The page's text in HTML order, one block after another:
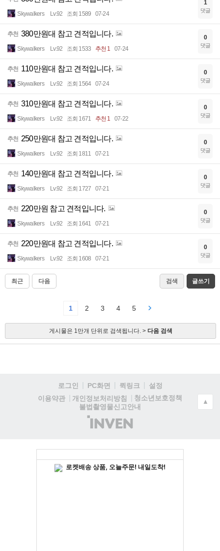
Skywalkers Lv.92 조회 1589 07-24
1
댓글
추천 380만원대 참고 견적입니다.
Skywalkers Lv.92 조회 1533 추천 1 07-24
0
댓글
추천 110만원대 참고 견적입니다.
Skywalkers Lv.92 조회 1564 07-24
0
댓글
추천 310만원대 참고 견적입니다.
Skywalkers Lv.92 조회 1671 추천 1 07-22
0
댓글
추천 250만원대 참고 견적입니다.
Skywalkers Lv.92 조회 1811 07-21
0
댓글
추천 140만원대 참고 견적입니다.
Skywalkers Lv.92 조회 1727 07-21
0
댓글
추천 220만원 참고 견적입니다.
Skywalkers Lv.92 조회 1641 07-21
0
댓글
추천 220만원대 참고 견적입니다.
Skywalkers Lv.92 조회 1608 07-21
0
댓글
최근 다음 검색 글쓰기
1 2 3 4 5
게시물은 1만개 단위로 검색됩니다. > 다음 검색
로그인 PC화면 퀵링크
설정
이용약관
개인정보처리방침
청소년보호정책
불법촬영물신고안내
(주)
인
▲